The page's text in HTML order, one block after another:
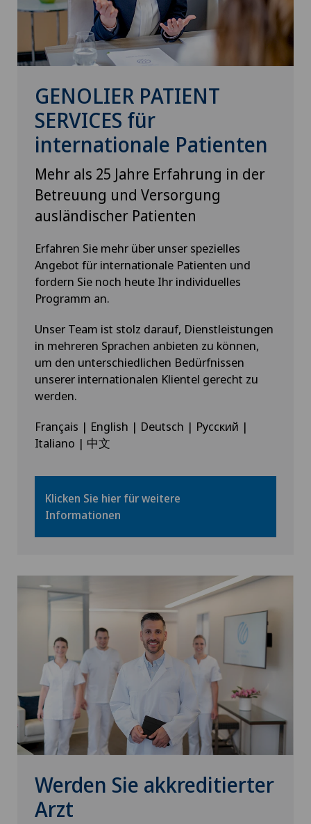
GENOLIER PATIENT
SERVICES für
internationale Patienten
Mehr als 25 Jahre Erfahrung in der
Betreuung und Versorgung
ausländischer Patienten
Erfahren Sie mehr über unser spezielles
Angebot für internationale Patienten und
fordern Sie noch heute Ihr individuelles
Programm an.
Unser Team ist stolz darauf, Dienstleistungen
in mehreren Sprachen anbieten zu können,
um den unterschiedlichen Bedürfnissen
unserer internationalen Klientel gerecht zu
werden.
Français | English | Deutsch | Русский |
Italiano | 中文
Klicken Sie hier für weitere
Informationen
Werden Sie akkreditierter
Arzt